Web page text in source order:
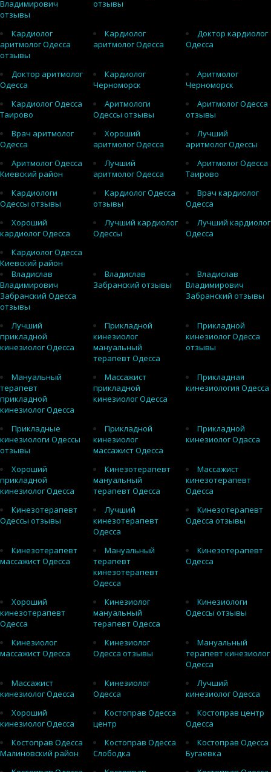
Владимирович
отзывы
отзывы
Кардиолог
аритмолог Одесса
отзывы
Кардиолог
аритмолог Одесса
Доктор кардиолог
Одесса
Доктор аритмолог
Одесса
Кардиолог
Черноморск
Аритмолог
Черноморск
Кардиолог Одесса
Таирово
Аритмологи
Одессы отзывы
Аритмолог Одесса
отзывы
Врач аритмолог
Одесса
Хороший
аритмолог Одесса
Лучший
аритмолог Одессы
Аритмолог Одесса
Киевский район
Лучший
аритмолог Одесса
Аритмолог Одесса
Таирово
Кардиологи
Одессы отзывы
Кардиолог Одесса
отзывы
Врач кардиолог
Одесса
Хороший
кардиолог Одесса
Лучший кардиолог
Одессы
Лучший кардиолог
Одесса
Кардиолог Одесса
Киевский район
Владислав
Владимирович
Забранский Одесса
отзывы
Владислав
Забранский отзывы
Владислав
Владимирович
Забранский отзывы
Лучший
прикладной
кинезиолог Одесса
Прикладной
кинезиолог
мануальный
терапевт Одесса
Прикладной
кинезиолог Одесса
отзывы
Мануальный
терапевт
прикладной
кинезиолог Одесса
Массажист
прикладной
кинезиолог Одесса
Прикладная
кинезиология Одесса
Прикладные
кинезиологи Одессы
отзывы
Прикладной
кинезиолог
массажист Одесса
Прикладной
кинезиолог Одасса
Хороший
прикладной
кинезиолог Одесса
Кинезотерапевт
мануальный
терапевт Одесса
Массажист
кинезотерапевт
Одесса
Кинезотерапевт
Одессы отзывы
Лучший
кинезотерапевт
Одесса
Кинезотерапевт
Одесса отзывы
Кинезотерапевт
массажист Одесса
Мануальный
терапевт
кинезотерапевт
Одесса
Кинезотерапевт
Одесса
Хороший
кинезотерапевт
Одесса
Кинезиолог
мануальный
терапевт Одесса
Кинезиологи
Одессы отзывы
Кинезиолог
массажист Одесса
Кинезиолог
Одесса отзывы
Мануальный
терапевт кинезиолог
Одесса
Массажист
кинезиолог Одесса
Кинезиолог
Одесса
Лучший
кинезиолог Одесса
Хороший
кинезиолог Одесса
Костоправ Одесса
центр
Костоправ центр
Одесса
Костоправ Одесса
Малиновский район
Костоправ Одесса
Слободка
Костоправ Одесса
Бугаевка